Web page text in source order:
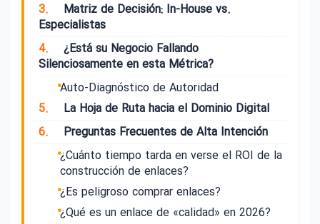
3.
Matriz de Decisión: In-House vs.
Especialistas
4.
¿Está su Negocio Fallando
Silenciosamente en esta Métrica?
Auto-Diagnóstico de Autoridad
5.
La Hoja de Ruta hacia el Dominio Digital
6.
Preguntas Frecuentes de Alta Intención
¿Cuánto tiempo tarda en verse el ROI de la
construcción de enlaces?
¿Es peligroso comprar enlaces?
¿Qué es un enlace de «calidad» en 2026?